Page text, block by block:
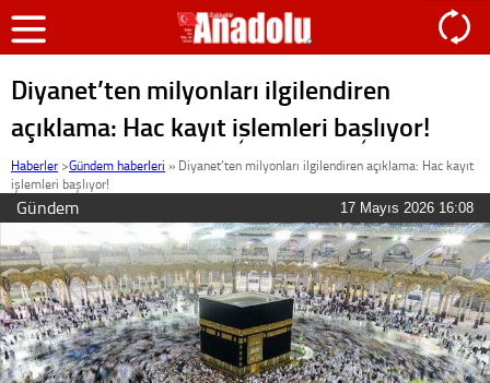
Diyanet’ten milyonları ilgilendiren
açıklama: Hac kayıt işlemleri başlıyor!
Haberler >Gündem haberleri » Diyanet’ten milyonları ilgilendiren açıklama: Hac kayıt
işlemleri başlıyor!
Gündem 17 Mayıs 2026 16:08